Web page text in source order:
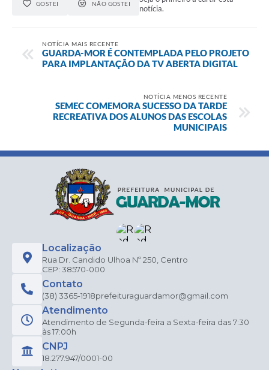
GOSTEI NÃO GOSTEI
notícia.
NOTÍCIA MAIS RECENTE
GUARDA-MOR É CONTEMPLADA PELO PROJETO
PARA IMPLANTAÇÃO DA TV ABERTA DIGITAL
NOTÍCIA MENOS RECENTE
SEMEC COMEMORA SUCESSO DA TARDE
RECREATIVA DOS ALUNOS DAS ESCOLAS
MUNICIPAIS
Localização
Rua Dr. Candido Ulhoa Nº 250, Centro
CEP: 38570-000
Contato
(38) 3365-1918prefeituraguardamor@gmail.com
Atendimento
Atendimento de Segunda-feira a Sexta-feira das 7:30
às 17:00h
CNPJ
18.277.947/0001-00